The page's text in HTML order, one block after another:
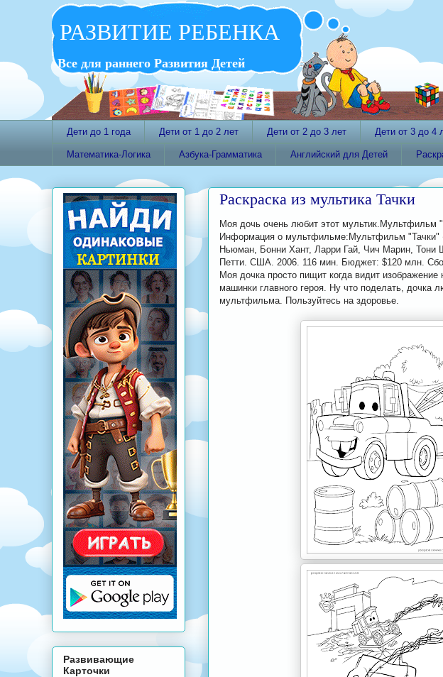
РАЗВИТИЕ РЕБЕНКА
Все для раннего Развития Детей
Дети до 1 года Дети от 1 до 2 лет Дети от 2 до 3 лет Дети от 3 до 4
Математика-Логика Азбука-Грамматика Английский для Детей
Раскраска из мультика Тачки
Моя дочь очень любит этот мультик.Мультфильм
Информация о мультфильме:Мультфильм
Ньюман, Бонни Хант, Ларри Гай, Чич Марин,
Петти. США. 2006. 116 мин. Бюджет: $120 млн.
Моя дочка просто пищит когда видит
машинки главного героя. Ну что поделать,
мультфильма. Пользуйтесь на здоровье.
Развивающие
Карточки